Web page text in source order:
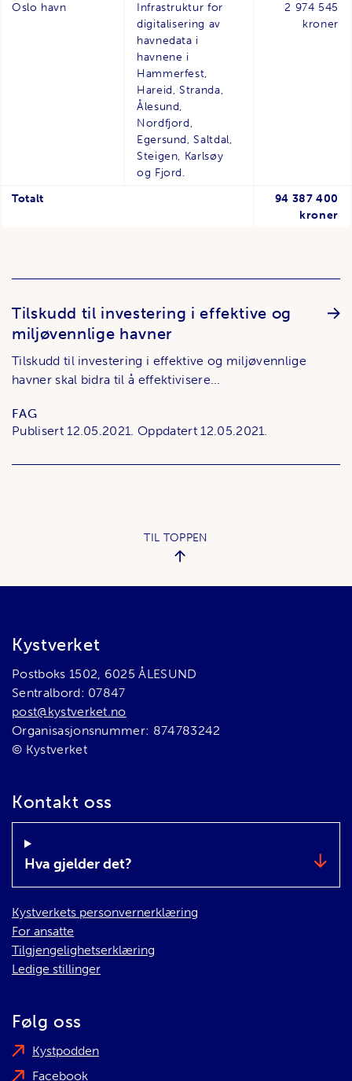
Oslo havn
Infrastruktur for
digitalisering av
havnedata i
havnene i
Hammerfest,
Hareid, Stranda,
Ålesund,
Nordfjord,
Egersund, Saltdal,
Steigen, Karlsøy
og Fjord.
2 974 545
kroner
Totalt
94 387 400
kroner
Tilskudd til investering i effektive og
miljøvennlige havner
Tilskudd til investering i effektive og miljøvennlige
havner skal bidra til å effektivisere...
FAG
Publisert12.05.2021. Oppdatert12.05.2021.
TIL TOPPEN
Bunnområde
Kystverket
Postboks 1502, 6025 ÅLESUND
Sentralbord: 07847
post@kystverket.no
Organisasjonsnummer: 874783242
© Kystverket
Kontakt oss
Hva gjelder det?
Kystverkets personvernerklæring
For ansatte
Tilgjengelighetserklæring
Ledige stillinger
Følg oss
Kystpodden
Facebook